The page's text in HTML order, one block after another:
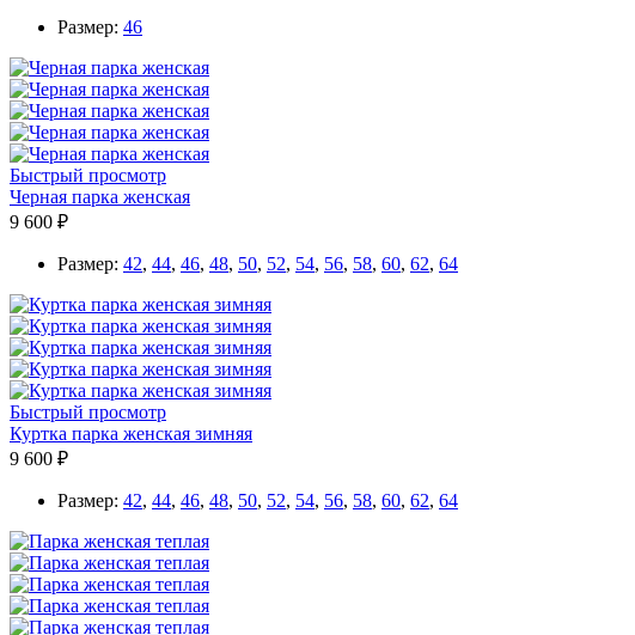
Размер: 46
Быстрый просмотр
Черная парка женская
9 600 ₽
Размер: 42, 44, 46, 48, 50, 52, 54, 56, 58, 60, 62, 64
Быстрый просмотр
Куртка парка женская зимняя
9 600 ₽
Размер: 42, 44, 46, 48, 50, 52, 54, 56, 58, 60, 62, 64